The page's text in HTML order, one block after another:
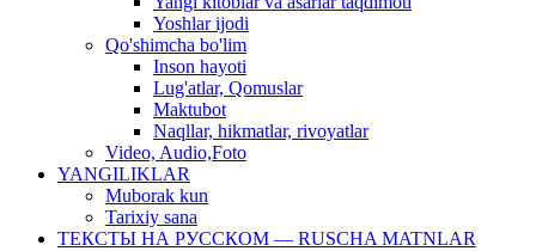
Yoshlar ijodi
Qo'shimcha bo'lim
Inson hayoti
Lug'atlar, Qomuslar
Maktubot
Naqllar, hikmatlar, rivoyatlar
Video, Audio,Foto
YANGILIKLAR
Muborak kun
Tarixiy sana
ТЕКСТЫ НА РУССКОМ — RUSCHA MATNLAR